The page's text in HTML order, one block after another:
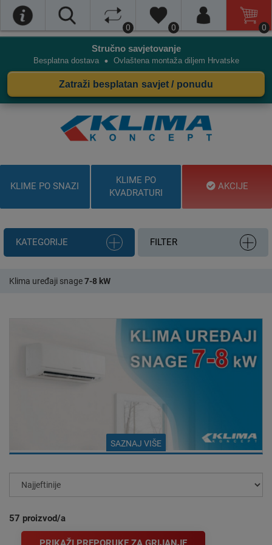
0 0 0
Stručno savjetovanje
Besplatna dostava • Ovlaštena montaža diljem Hrvatske
Zatraži besplatan savjet / ponudu
KLIME PO SNAZI
KLIME PO
KVADRATURI
AKCIJE
KATEGORIJE FILTER
Klima uređaji snage7-8 kW
Klima uređaji 7-8 kW - Najbolje cijene i
Širok odabir klima uređaja snage od 7 do 8 kW. Klima
uređaji snage 7 kW dostupni po najpovoljnijim cijenama i
akcijskim ponudama. Klima uređaji snage 7 kW prikladni
SAZNAJ VIŠE
57 proizvod/a